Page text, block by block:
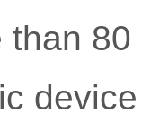
than 80